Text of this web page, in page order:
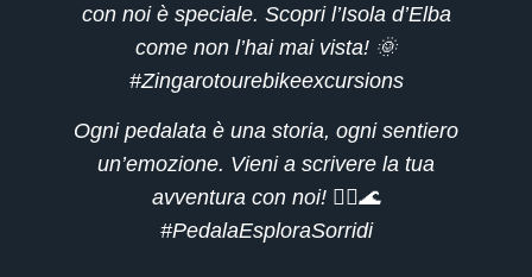
con noi è speciale. Scopri l’Isola d’Elba
come non l’hai mai vista! 🌞
#Zingarotourebikeexcursions
Ogni pedalata è una storia, ogni sentiero
un’emozione. Vieni a scrivere la tua
avventura con noi! 🚴‍♂️🌊
#PedalaEsploraSorridi